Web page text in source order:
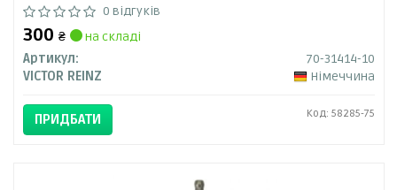
0 відгуків
300 ₴
на складі
Артикул:
70-31414-10
VICTOR REINZ
Німеччина
ПРИДБАТИ Код: 58285-75